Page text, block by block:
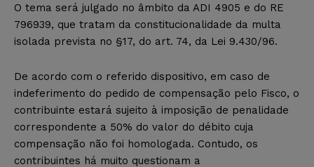
O tema será julgado no âmbito da ADI 4905 e do RE
796939, que tratam da constitucionalidade da multa
isolada prevista no §17, do art. 74, da Lei 9.430/96.
De acordo com o referido dispositivo, em caso de
indeferimento do pedido de compensação pelo Fisco, o
contribuinte estará sujeito à imposição de penalidade
correspondente a 50% do valor do débito cuja
compensação não foi homologada. Contudo, os
contribuintes há muito questionam a